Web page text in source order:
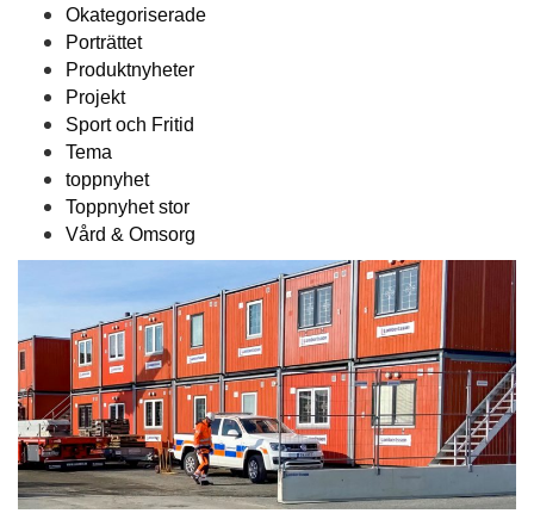
Okategoriserade
Porträttet
Produktnyheter
Projekt
Sport och Fritid
Tema
toppnyhet
Toppnyhet stor
Vård & Omsorg